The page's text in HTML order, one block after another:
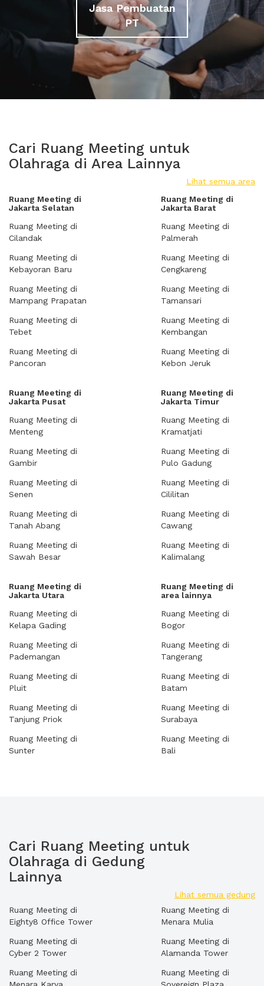
Jasa Pembuatan
PT
Cari Ruang Meeting untuk
Olahraga di Area Lainnya
Lihat semua area
Ruang Meeting di
Jakarta Selatan
Ruang Meeting di
Cilandak
Ruang Meeting di
Kebayoran Baru
Ruang Meeting di
Mampang Prapatan
Ruang Meeting di
Tebet
Ruang Meeting di
Pancoran
Ruang Meeting di
Jakarta Barat
Ruang Meeting di
Palmerah
Ruang Meeting di
Cengkareng
Ruang Meeting di
Tamansari
Ruang Meeting di
Kembangan
Ruang Meeting di
Kebon Jeruk
Ruang Meeting di
Jakarta Pusat
Ruang Meeting di
Menteng
Ruang Meeting di
Gambir
Ruang Meeting di
Senen
Ruang Meeting di
Tanah Abang
Ruang Meeting di
Sawah Besar
Ruang Meeting di
Jakarta Timur
Ruang Meeting di
Kramatjati
Ruang Meeting di
Pulo Gadung
Ruang Meeting di
Cililitan
Ruang Meeting di
Cawang
Ruang Meeting di
Kalimalang
Ruang Meeting di
Jakarta Utara
Ruang Meeting di
Kelapa Gading
Ruang Meeting di
Pademangan
Ruang Meeting di
Pluit
Ruang Meeting di
Tanjung Priok
Ruang Meeting di
Sunter
Ruang Meeting di
area lainnya
Ruang Meeting di
Bogor
Ruang Meeting di
Tangerang
Ruang Meeting di
Batam
Ruang Meeting di
Surabaya
Ruang Meeting di
Bali
Cari Ruang Meeting untuk
Olahraga di Gedung
Lainnya
Lihat semua gedung
Ruang Meeting di
Eighty8 Office Tower
Ruang Meeting di
Cyber 2 Tower
Ruang Meeting di
Ruang Meeting di
Menara Mulia
Ruang Meeting di
Alamanda Tower
Ruang Meeting di